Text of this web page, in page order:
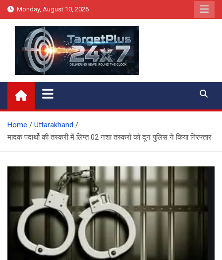
Skip
to
Monday, August 10, 2026
Target Plus 24×7
Home
Uttarakhand
मादक पदार्थो की तस्करी में लिप्त 02 नशा तस्करों को दून पुलिस ने किया गिरफ्तार